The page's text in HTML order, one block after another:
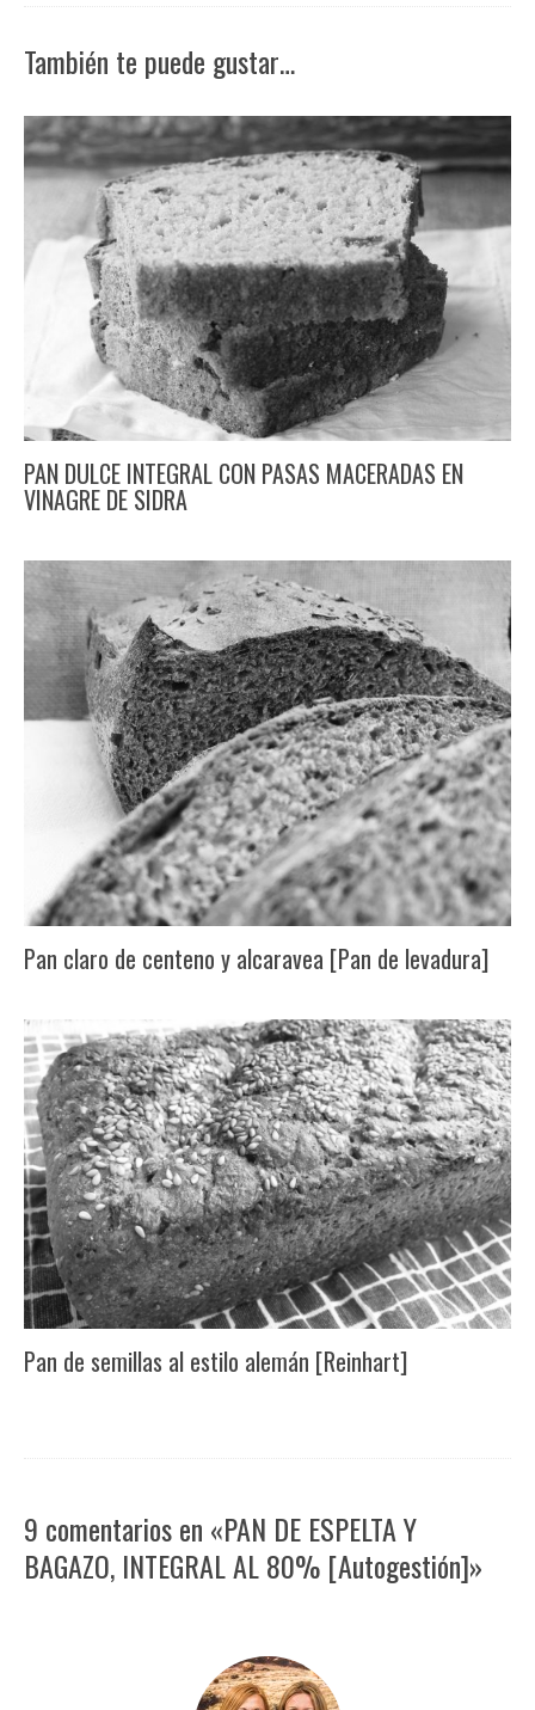
También te puede gustar…
PAN DULCE INTEGRAL CON PASAS MACERADAS EN
VINAGRE DE SIDRA
Pan claro de centeno y alcaravea [Pan de levadura]
Pan de semillas al estilo alemán [Reinhart]
9 comentarios en «PAN DE ESPELTA Y
BAGAZO, INTEGRAL AL 80% [Autogestión]»